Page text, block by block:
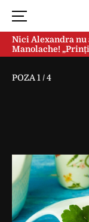
Nici Alexandra
Manolache!
după doi ani de
POZA 1 /4